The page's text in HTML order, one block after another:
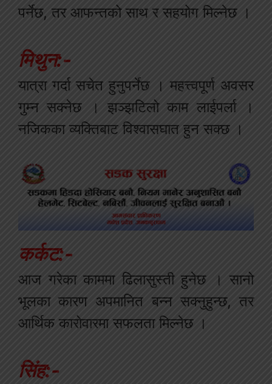
पर्नेछ, तर आफन्तको साथ र सहयोग मिल्नेछ ।
मिथुन:-
यात्रा गर्दा सचेत हुनुपर्नेछ । महत्त्वपूर्ण अवसर
गुम्न सक्नेछ । झञ्झटिलो काम लाईपर्ला ।
नजिकका व्यक्तिबाट विश्वासघात हुन सक्छ ।
कर्कट:-
आज गरेका काममा ढिलासुस्ती हुनेछ । सानो
भूलका कारण अपमानित बन्न सक्नुहुन्छ, तर
आर्थिक कारोवारमा सफलता मिल्नेछ ।
सिंह:-